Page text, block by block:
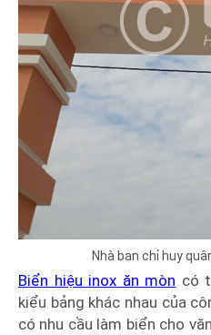
Nhà ban chỉ huy
Biển hiệu inox ăn mòn có
kiểu bảng khác nhau của
có nhu cầu làm biển cho